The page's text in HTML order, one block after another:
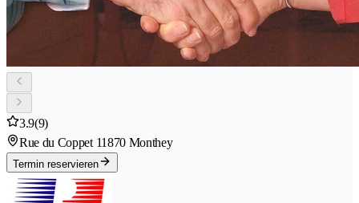
3.9(9)
Rue du Coppet 11870 Monthey
Termin reservieren